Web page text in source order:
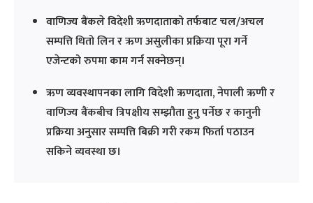
वाणिज्य बैंकले विदेशी ऋणदाताको तर्फबाट चल/अचल
सम्पत्ति धितो लिन र ऋण असुलीका प्रक्रिया पूरा गर्ने
एजेन्टको रुपमा काम गर्न सक्नेछन्।
ऋण व्यवस्थापनका लागि विदेशी ऋणदाता, नेपाली ऋणी र
वाणिज्य बैंकबीच त्रिपक्षीय सम्झौता हुनु पर्नेछ र कानुनी
प्रक्रिया अनुसार सम्पत्ति बिक्री गरी रकम फिर्ता पठाउन
सकिने व्यवस्था छ।